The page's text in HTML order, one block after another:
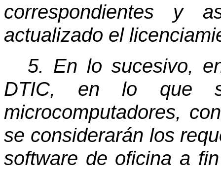
correspondientes y
actualizado el
5. En lo sucesivo,
DTIC, en lo que
microcomputadores,
se considerarán los
software de oficina a